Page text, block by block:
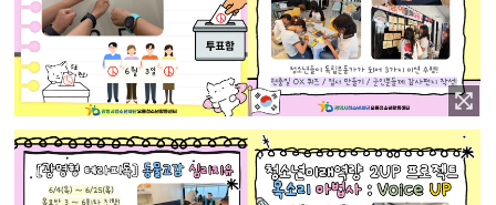
이미지 확대보기